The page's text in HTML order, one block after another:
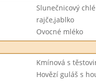
Slunečnicový
rajče,jablko
Ovocné mléko
Kmínová s
Hovězí guláš s